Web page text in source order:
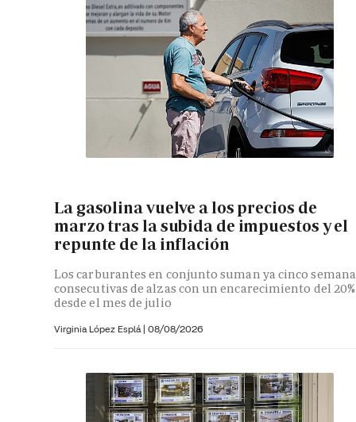
La gasolina vuelve a los precios de
marzo tras la subida de impuestos y el
repunte de la inflación
Los carburantes en conjunto suman ya cinco
consecutivas de alzas con un encarecimiento del 20%
desde el mes de julio
Virginia López Esplá | 08/08/2026